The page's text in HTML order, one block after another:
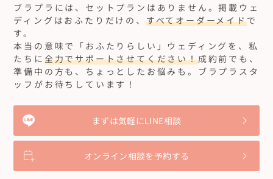
ブラプラには、セットプランはありません。掲載ウェ
ディングはおふたりだけの、 すべてオーダーメイドで
す。
本当の意味で「おふたりらしい」ウェディングを、私
たちに 全力でサポートさせてください！成約前でも、
準備中の方も、ちょっとしたお悩みも。ブラプラスタ
ッフがお待ちしています！
まずは気軽にLINE相談
オンライン相談を予約する